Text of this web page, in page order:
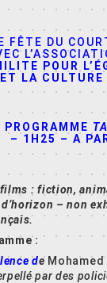
FÊTE DU
POUR
LA CULTURE
– 1H25 – A
films : fiction,
– non
:
de
par des